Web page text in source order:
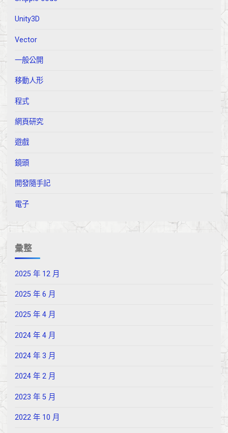
Unity3D
Vector
一般公開
移動人形
程式
網頁研究
遊戲
鏡頭
開發隨手記
電子
彙整
2025 年 12 月
2025 年 6 月
2025 年 4 月
2024 年 4 月
2024 年 3 月
2024 年 2 月
2023 年 5 月
2022 年 10 月